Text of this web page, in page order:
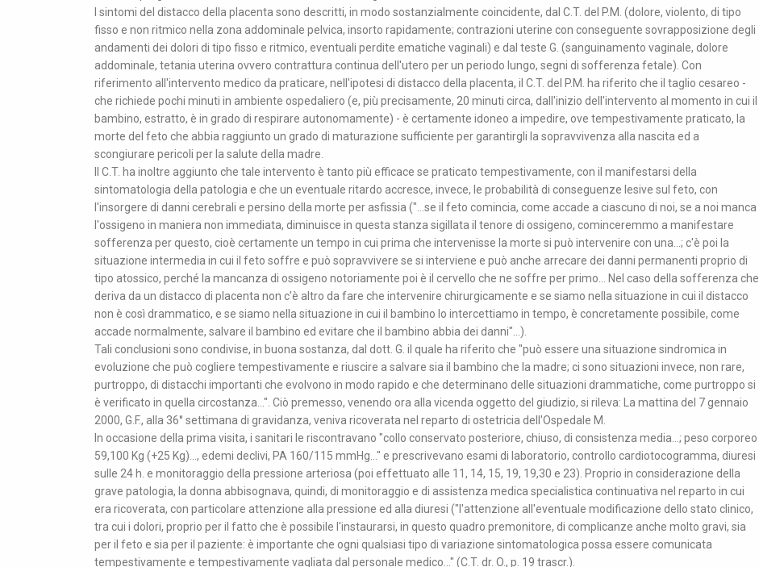
I sintomi del distacco della placenta sono descritti, in modo sostanzialmente coincidente, dal C.T. del P.M. (dolore, violento, di tipo
fisso e non ritmico nella zona addominale pelvica, insorto rapidamente; contrazioni uterine con conseguente sovrapposizione degli
andamenti dei dolori di tipo fisso e ritmico, eventuali perdite ematiche vaginali) e dal teste G. (sanguinamento vaginale, dolore
addominale, tetania uterina ovvero contrattura continua dell'utero per un periodo lungo, segni di sofferenza fetale). Con
riferimento all'intervento medico da praticare, nell'ipotesi di distacco della placenta, il C.T. del P.M. ha riferito che il taglio cesareo -
che richiede pochi minuti in ambiente ospedaliero (e, più precisamente, 20 minuti circa, dall'inizio dell'intervento al momento in cui il
bambino, estratto, è in grado di respirare autonomamente) - è certamente idoneo a impedire, ove tempestivamente praticato, la
morte del feto che abbia raggiunto un grado di maturazione sufficiente per garantirgli la sopravvivenza alla nascita ed a
scongiurare pericoli per la salute della madre.
Il C.T. ha inoltre aggiunto che tale intervento è tanto più efficace se praticato tempestivamente, con il manifestarsi della
sintomatologia della patologia e che un eventuale ritardo accresce, invece, le probabilità di conseguenze lesive sul feto, con
l'insorgere di danni cerebrali e persino della morte per asfissia ("...se il feto comincia, come accade a ciascuno di noi, se a noi manca
l'ossigeno in maniera non immediata, diminuisce in questa stanza sigillata il tenore di ossigeno, cominceremmo a manifestare
sofferenza per questo, cioè certamente un tempo in cui prima che intervenisse la morte si può intervenire con una...; c'è poi la
situazione intermedia in cui il feto soffre e può sopravvivere se si interviene e può anche arrecare dei danni permanenti proprio di
tipo atossico, perché la mancanza di ossigeno notoriamente poi è il cervello che ne soffre per primo... Nel caso della sofferenza che
deriva da un distacco di placenta non c'è altro da fare che intervenire chirurgicamente e se siamo nella situazione in cui il distacco
non è così drammatico, e se siamo nella situazione in cui il bambino lo intercettiamo in tempo, è concretamente possibile, come
accade normalmente, salvare il bambino ed evitare che il bambino abbia dei danni"...).
Tali conclusioni sono condivise, in buona sostanza, dal dott. G. il quale ha riferito che "può essere una situazione sindromica in
evoluzione che può cogliere tempestivamente e riuscire a salvare sia il bambino che la madre; ci sono situazioni invece, non rare,
purtroppo, di distacchi importanti che evolvono in modo rapido e che determinano delle situazioni drammatiche, come purtroppo si
è verificato in quella circostanza...". Ciò premesso, venendo ora alla vicenda oggetto del giudizio, si rileva: La mattina del 7 gennaio
2000, G.F., alla 36° settimana di gravidanza, veniva ricoverata nel reparto di ostetricia dell'Ospedale M.
In occasione della prima visita, i sanitari le riscontravano "collo conservato posteriore, chiuso, di consistenza media...; peso corporeo
59,100 Kg (+25 Kg)..., edemi declivi, PA 160/115 mmHg..." e prescrivevano esami di laboratorio, controllo cardiotocogramma, diuresi
sulle 24 h. e monitoraggio della pressione arteriosa (poi effettuato alle 11, 14, 15, 19, 19,30 e 23). Proprio in considerazione della
grave patologia, la donna abbisognava, quindi, di monitoraggio e di assistenza medica specialistica continuativa nel reparto in cui
era ricoverata, con particolare attenzione alla pressione ed alla diuresi ("l'attenzione all'eventuale modificazione dello stato clinico,
tra cui i dolori, proprio per il fatto che è possibile l'instaurarsi, in questo quadro premonitore, di complicanze anche molto gravi, sia
per il feto e sia per il paziente: è importante che ogni qualsiasi tipo di variazione sintomatologica possa essere comunicata
tempestivamente e tempestivamente vagliata dal personale medico..." (C.T. dr. O., p. 19 trascr.).